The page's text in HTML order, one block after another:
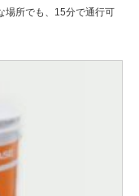
場所でも、15分で通行可